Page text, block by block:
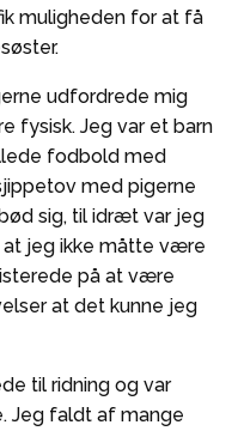
muligheden for at få
udfordrede mig
fysisk. Jeg var et barn
fodbold med
med pigerne
sig, til idræt var jeg
at jeg ikke måtte være
på at være
at det kunne jeg
til ridning og var
Jeg faldt af mange